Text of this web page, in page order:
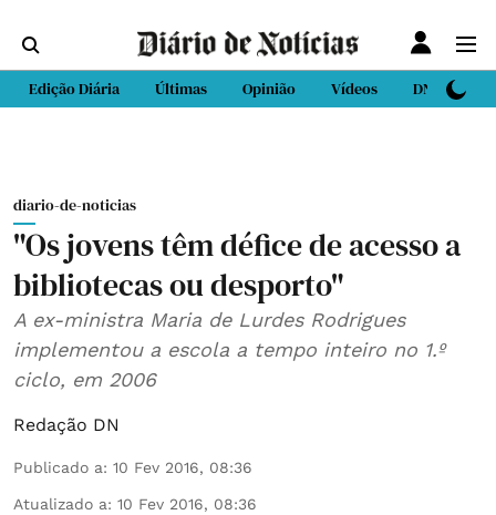
Edição Diária Últimas Opinião Vídeos DN Sport
diario-de-noticias
"Os jovens têm défice de acesso a
bibliotecas ou desporto"
A ex-ministra Maria de Lurdes Rodrigues
implementou a escola a tempo inteiro no 1.º
ciclo, em 2006
Redação DN
Publicado a: 10 Fev 2016, 08:36
Atualizado a: 10 Fev 2016, 08:36